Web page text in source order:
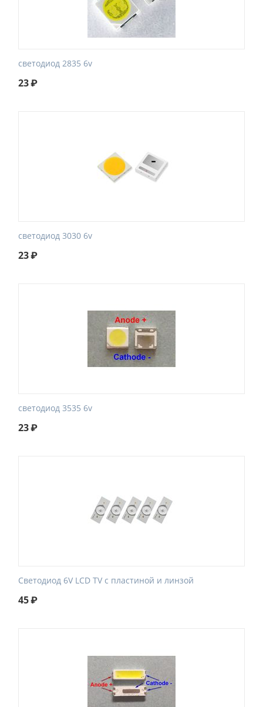
светодиод 2835 6v
23₽
светодиод 3030 6v
23₽
светодиод 3535 6v
23₽
Светодиод 6V LCD TV с пластиной и линзой
45₽